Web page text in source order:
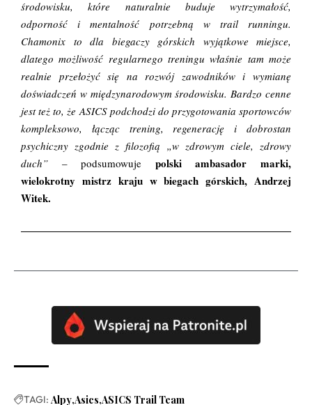
środowisku, które naturalnie buduje wytrzymałość,
odporność i mentalność potrzebną w trail runningu.
Chamonix to dla biegaczy górskich wyjątkowe miejsce,
dlatego możliwość regularnego treningu właśnie tam może
realnie przełożyć się na rozwój zawodników i wymianę
doświadczeń w międzynarodowym środowisku. Bardzo cenne
jest też to, że ASICS podchodzi do przygotowania sportowców
kompleksowo, łącząc trening, regenerację i dobrostan
psychiczny zgodnie z filozofią „w zdrowym ciele, zdrowy
duch” – podsumowuje polski ambasador marki,
wielokrotny mistrz kraju w biegach górskich, Andrzej
Witek.
TAGI: Alpy Asics ASICS Trail Team